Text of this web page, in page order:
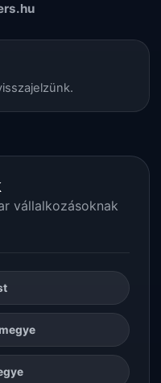
vállalkozásoknak